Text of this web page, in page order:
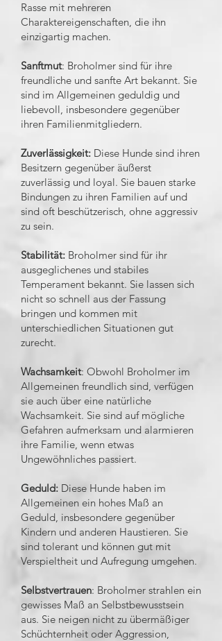
Rasse mit mehreren
Charaktereigenschaften, die ihn
einzigartig machen.
Sanftmut: Broholmer sind für ihre
freundliche und sanfte Art bekannt. Sie
sind im Allgemeinen geduldig und
liebevoll, insbesondere gegenüber
ihren Familienmitgliedern.
Zuverlässigkeit: Diese Hunde sind ihren
Besitzern gegenüber äußerst
zuverlässig und loyal. Sie bauen starke
Bindungen zu ihren Familien auf und
sind oft beschützerisch, ohne aggressiv
zu sein.
Stabilität: Broholmer sind für ihr
ausgeglichenes und stabiles
Temperament bekannt. Sie lassen sich
nicht so schnell aus der Fassung
bringen und kommen mit
unterschiedlichen Situationen gut
zurecht.
Wachsamkeit: Obwohl Broholmer im
Allgemeinen freundlich sind, verfügen
sie auch über eine natürliche
Wachsamkeit. Sie sind auf mögliche
Gefahren aufmerksam und alarmieren
ihre Familie, wenn etwas
Ungewöhnliches passiert.
Geduld: Diese Hunde haben im
Allgemeinen ein hohes Maß an
Geduld, insbesondere gegenüber
Kindern und anderen Haustieren. Sie
sind tolerant und können gut mit
Verspieltheit und Aufregung umgehen.
Selbstvertrauen: Broholmer strahlen ein
gewisses Maß an Selbstbewusstsein
aus. Sie neigen nicht zu übermäßiger
Schüchternheit oder Aggression,